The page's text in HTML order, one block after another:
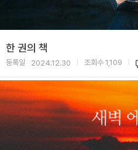
한 권의 책
등록일 2024.12.30 조회수 1,109